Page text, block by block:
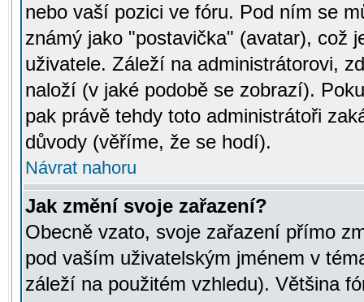
nebo vaší pozici ve fóru. Pod ním se
známý jako "postavička" (avatar), což
uživatele. Záleží na administrátorovi,
naloží (v jaké podobě se zobrazí).
pak právě tehdy toto administrátoři
důvody (věříme, že se hodí).
Návrat nahoru
Jak změní svoje zařazení?
Obecně vzato, svoje zařazení přímo
pod vaším uživatelským jménem v
záleží na použitém vzhledu). Většina